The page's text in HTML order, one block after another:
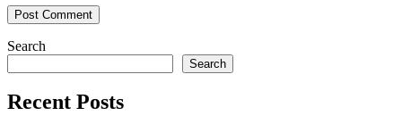
Search
Search
Recent Posts